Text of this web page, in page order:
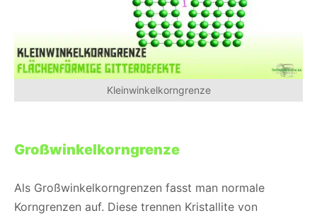
Kleinwinkelkorngrenze
Großwinkelkorngrenze
Als Großwinkelkorngrenzen fasst man normale
Korngrenzen auf. Diese trennen Kristallite von